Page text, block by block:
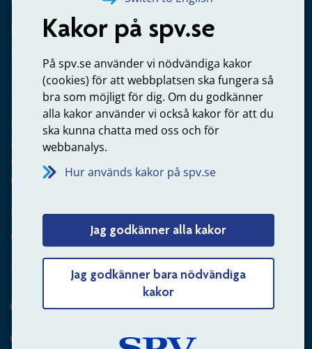
Kakor på spv.se
På spv.se använder vi nödvändiga kakor
(cookies) för att webbplatsen ska fungera så
bra som möjligt för dig. Om du godkänner
alla kakor använder vi också kakor för att du
ska kunna chatta med oss och för
webbanalys.
Hur används kakor på spv.se
Jag godkänner alla kakor
Jag godkänner bara nödvändiga
kakor
Kontakta oss
Arbetsgivare
Frågor om administration av tjänstepension från statlig
anställning
060-18 75 03
Kontakta oss
Arbetsgivare – skicka mejl till oss
Hitta svaret på din fråga
Andra sätt att kontakta oss